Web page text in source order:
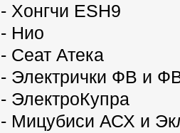
- Хонгчи ESH9
- Нио
- Сеат Атека
- Электрички ФВ и
- ЭлектроКупра
- Мицубиси АСХ и